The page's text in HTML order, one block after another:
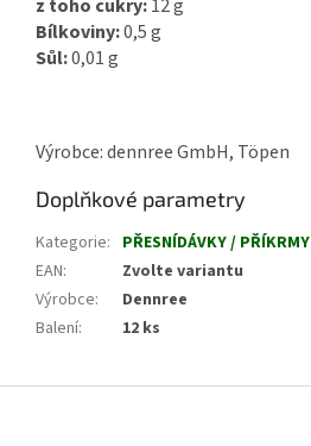
z toho cukry:12 g
Bílkoviny:0,5 g
Sůl:0,01 g
Výrobce: dennree GmbH, Töpen
Doplňkové parametry
Kategorie: PŘESNÍDÁVKY / PŘÍKRMY
EAN:
Zvolte variantu
Výrobce:
Dennree
Balení: 12 ks